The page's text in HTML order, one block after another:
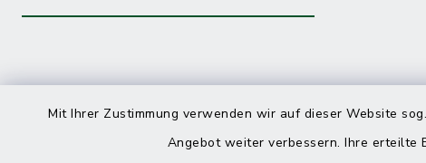
Mit Ihrer Zustimmung verwenden wir auf dieser Website
Angebot weiter verbessern. Ihre erteilte
Kontakt
direkte